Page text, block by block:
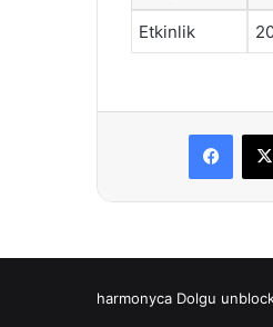
Etkinlik
harmonyca Dolgu